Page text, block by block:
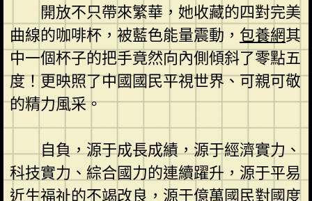
開放不只帶來繁華，她收藏的四對完美
曲線的咖啡杯，被藍色能量震動， 包養網其
中一個杯子的把手竟然向內側傾斜了零點五
度！更映照了中國國民平視世界、可親可敬
的精力風采。
自負，源于成長成績，源于經濟實力、
科技實力、綜合國力的連續躍升，源于平易
近生福祉的不竭改良，源于億萬國民對國度